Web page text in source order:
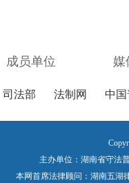
成员单位 媒
司法部 法制网 中
主办单位：湖南省守法
本网首席法律顾问：湖南五湖